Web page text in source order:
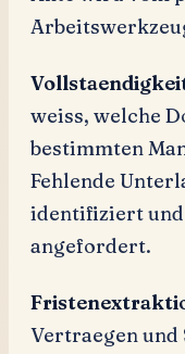
weiss, welche
bestimmten
Fehlende
identifiziert und
angefordert.
Vertraegen